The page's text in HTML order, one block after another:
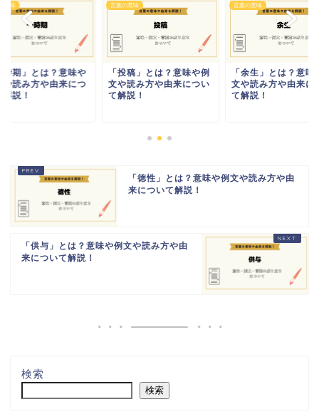
意味
時期」とは？意味や
や読み方や由来につ
説！
言葉の意味
「投稿」とは？意味や例
文や読み方や由来につい
て解説！
言葉の意味
「余生」とは？意味
文や読み方や由来に
て解説！
「徳性」とは？意味や例文や読み方や由
来について解説！
「供与」とは？意味や例文や読み方や由
来について解説！
検索
検索